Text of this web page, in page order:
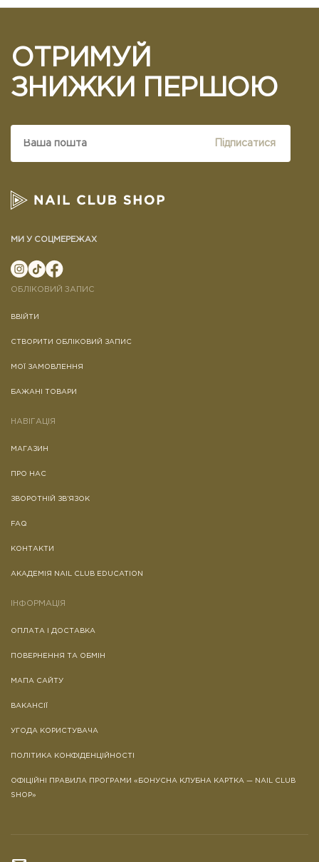
ОТРИМУЙ
ЗНИЖКИ ПЕРШОЮ
Підписатися
МИ У СОЦМЕРЕЖАХ
ОБЛІКОВИЙ ЗАПИС
ВВІЙТИ
СТВОРИТИ ОБЛІКОВИЙ ЗАПИС
МОЇ ЗАМОВЛЕННЯ
БАЖАНІ ТОВАРИ
НАВІГАЦІЯ
МАГАЗИН
ПРО НАС
ЗВОРОТНІЙ ЗВ’ЯЗОК
FAQ
КОНТАКТИ
АКАДЕМІЯ NAIL CLUB EDUCATION
ІНФОРМАЦІЯ
ОПЛАТА І ДОСТАВКА
ПОВЕРНЕННЯ ТА ОБМІН
МАПА САЙТУ
ВАКАНСІЇ
УГОДА КОРИСТУВАЧА
ПОЛІТИКА КОНФІДЕНЦІЙНОСТІ
ОФІЦІЙНІ ПРАВИЛА ПРОГРАМИ «БОНУСНА КЛУБНА КАРТКА — NAIL CLUB
SHOP»